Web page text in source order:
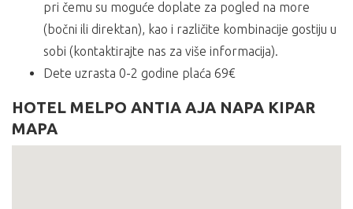
pri čemu su moguće doplate za pogled na more
(bočni ili direktan), kao i različite kombinacije gostiju u
sobi (kontaktirajte nas za više informacija).
Dete uzrasta 0-2 godine plaća 69€
HOTEL MELPO ANTIA AJA NAPA KIPAR
MAPA